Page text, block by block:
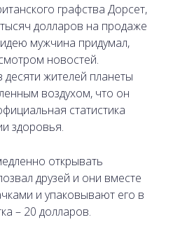
графства Дорсет,
долларов на продаже
мужчина придумал,
новостей.
десяти жителей планеты
воздухом, что он
статистика
здоровья.
открывать
друзей и они вместе
и упаковывают его в
– 20 долларов.